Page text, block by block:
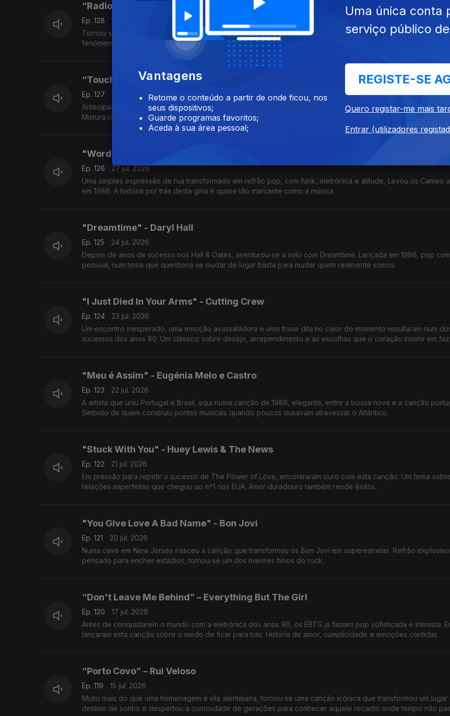
“Radio Pirata” – RPM
Ep. 128
Tornou-se o hino de uma geração brasileira que descobria a liberdade após a ditadura. Impulsionou os RPM
fenómeno sem precedentes. Uma das maiores digressões e um dos discos mais vendidos da história do Brasil.
“Touch The Night” – Neil Young
Ep. 127
28 jul. 2026
Antecipação de uma questão mais atual do que nunca: quando é que a informação se transforma em
Mistura rock e eletrónica para criticar a tv sensacionalista.
"Word Up" - Cameo
Ep. 126
27 jul. 2026
Uma simples expressão de rua transformado em refrão pop, com funk, eletrónica e atitude, Levou os Cameo
em 1986. A história por trás desta gíria é quase tão marcante como a música.
"Dreamtime" - Daryl Hall
Ep. 125
24 jul. 2026
Depois de anos de sucesso nos Hall & Oates, aventurou-se a solo com Dreamtime. Lançada em 1986, pop
pessoal, num tema que questiona se mudar de lugar basta para mudar quem realmente somos.
"I Just Died In Your Arms" - Cutting Crew
Ep. 124
23 jul. 2026
Um encontro inesperado, uma emoção avassaladora e uma frase dita no calor do momento resultaram num
sucessos dos anos 80. Um clássico sobre desejo, arrependimento e as escolhas que o coração insiste em
"Meu é Assim" - Eugénia Melo e Castro
Ep. 123
22 jul. 2026
A artista que uniu Portugal e Brasil, aqui numa canção de 1986, elegante, entre a bossa nova e a canção
Símbolo de quem construiu pontes musicais quando poucos ousavam atravessar o Atlântico.
"Stuck With You" - Huey Lewis & The News
Ep. 122
21 jul. 2026
Em pressão para repetir o sucesso de The Power of Love, encontraram ouro com esta canção. Um tema
relações imperfeitas que chegou ao nº1 nos EUA. Amor duradouro também rende êxitos.
"You Give Love A Bad Name" - Bon Jovi
Ep. 121
20 jul. 2026
Numa cave em New Jersey nasceu a canção que transformou os Bon Jovi em superestrelas. Refrão explosivo,
pensado para encher estádios, tornou-se um dos maiores hinos do rock.
“Don't Leave Me Behind” – Everything But The Girl
Ep. 120
17 jul. 2026
Antes de conquistarem o mundo com a eletrónica dos anos 90, os EBTG já faziam pop sofisticada e intimista.
lançaram esta canção sobre o medo de ficar para trás. História de amor, cumplicidade e emoções contidas.
“Porto Covo” – Rui Veloso
Ep. 119
15 jul. 2026
Muito mais do que uma homenagem à vila alentejana, tornou-se uma canção icónica que transformou um lugar
destino de sonho e despertou a curiosidade de gerações para conhecer aquele recanto onde tempo não
Vantagens
Retome o conteúdo a partir de onde ficou, nos
seus dispositivos;
Guarde programas favoritos;
Aceda à sua área pessoal;
Uma única conta
serviço público
REGISTE-SE
Quero registar-me mais
Entrar (utilizadores